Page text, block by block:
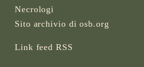
Necrologi
Sito archivio di osb.org
Link feed RSS